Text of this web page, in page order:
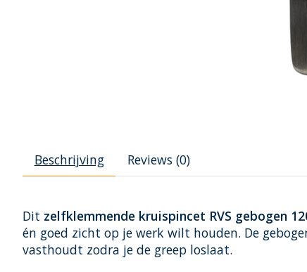
Beschrijving Reviews (0)
Dit zelfklemmende kruispincet RVS gebogen
én goed zicht op je werk wilt houden. De
vasthoudt zodra je de greep loslaat.